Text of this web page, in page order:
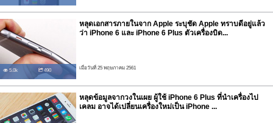
5.0k 490
หลุดเอกสารภายในจาก Apple ระบุชัด Apple ทราบดีอยู่แล้ว
ว่า iPhone 6 และ iPhone 6 Plus ตัวเครื่องบิด...
เมื่อวันที่ 25 พฤษภาคม 2561
หลุดข้อมูลจากวงในเผย ผู้ใช้ iPhone 6 Plus ที่นำเครื่องไป
เคลม อาจได้เปลี่ยนเครื่องใหม่เป็น iPhone ...